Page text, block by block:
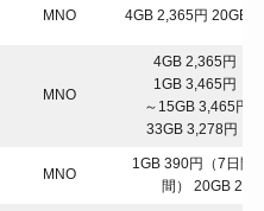
MNO 4GB 2,365円 20GB
MNO
4GB 2,365円（
1GB 3,465円（
～15GB 3,465円
33GB 3,278円（
MNO
1GB 390円（7日間
間） 20GB